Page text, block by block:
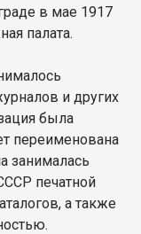
в мае 1917
палата.
и других
была
переименована
занималась
печатной
а также